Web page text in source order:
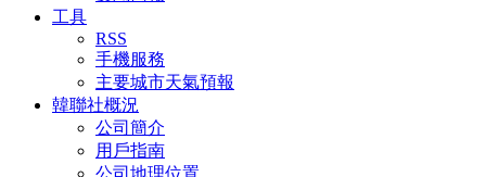
工具
RSS
手機服務
主要城市天氣預報
韓聯社概況
公司簡介
用戶指南
公司地理位置